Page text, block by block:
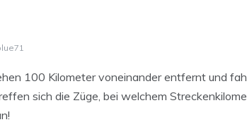
100 Kilometer voneinander entfernt und
sich die Züge, bei welchem